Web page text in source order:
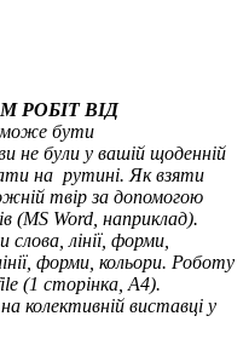
РОБІТ ВІД
бути
не були у вашій щоденній
на рутині. Як взяти
твір за допомогою
(MS Word, наприклад).
лінії, форми,
форми, кольори. Роботу
(1 сторінка, A4).
колективній виставці у